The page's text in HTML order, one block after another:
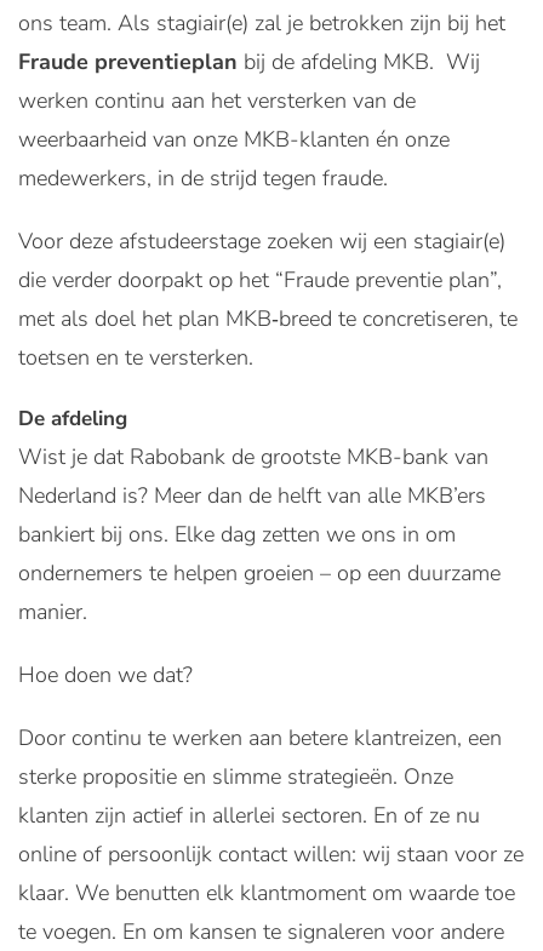
ons team. Als stagiair(e) zal je betrokken zijn bij het
Fraude preventieplan bij de afdeling MKB. Wij
werken continu aan het versterken van de
weerbaarheid van onze MKB-klanten én onze
medewerkers, in de strijd tegen fraude.
Voor deze afstudeerstage zoeken wij een stagiair(e)
die verder doorpakt op het “Fraude preventie plan”,
met als doel het plan MKB‑breed te concretiseren, te
toetsen en te versterken.
De afdeling
Wist je dat Rabobank de grootste MKB-bank van
Nederland is? Meer dan de helft van alle MKB’ers
bankiert bij ons. Elke dag zetten we ons in om
ondernemers te helpen groeien – op een duurzame
manier.
Hoe doen we dat?
Door continu te werken aan betere klantreizen, een
sterke propositie en slimme strategieën. Onze
klanten zijn actief in allerlei sectoren. En of ze nu
online of persoonlijk contact willen: wij staan voor ze
klaar. We benutten elk klantmoment om waarde toe
te voegen. En om kansen te signaleren voor andere